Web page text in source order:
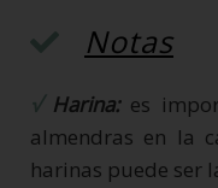
Notas
√Harina:es
almendras en la
harinas puede ser